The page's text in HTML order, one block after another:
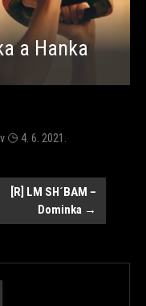
a Hanka
v 4. 6. 2021
[R] LM SH´BAM –
Dominka →